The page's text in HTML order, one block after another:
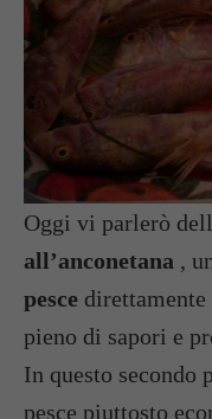
Oggi vi parlerò
all’anconetana ,
pesce direttamente
pieno di sapori e
In questo secondo
pesce piuttosto